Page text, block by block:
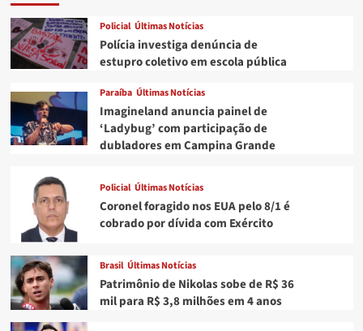
Policial Últimas Notícias
Polícia investiga denúncia de
estupro coletivo em escola pública
Paraíba Últimas Notícias
Imagineland anuncia painel de
‘Ladybug’ com participação de
dubladores em Campina Grande
Policial Últimas Notícias
Coronel foragido nos EUA pelo 8/1 é
cobrado por dívida com Exército
Brasil Últimas Notícias
Patrimônio de Nikolas sobe de R$ 36
mil para R$ 3,8 milhões em 4 anos